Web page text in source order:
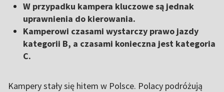
W przypadku kampera kluczowe są jednak
uprawnienia do kierowania.
Kamperowi czasami wystarczy prawo jazdy
kategorii B, a czasami konieczna jest kategoria
C.
Kampery stały się hitem w Polsce. Polacy podróżują